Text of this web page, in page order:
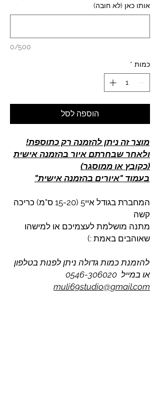
אותו כאן (לא חובה)
0/500
כמות *
הוספה לסל
מוצר זה ניתן להזמנה רק כתוספת!
ולאחר שבחרתם איור בהזמנה אישית
(כקובץ או ממוסגר)
בעמוד "איורים בהזמנה אישית"
המחברת בגודל איי5 (15-20 ס"מ) כריכה
קשה
מתנה מושלמת לעצמיכם או למישהו
שאוהבים באמת :)
להזמנת כמות גדולה ניתן לפנות בטלפון
או במייל 0546-306020
muli69studio@gmail.com